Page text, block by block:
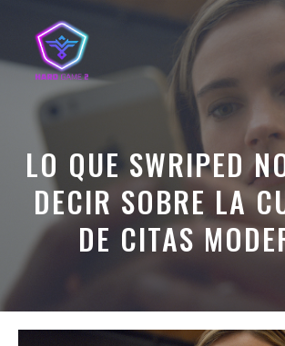
contenido
LO QUE SWRIPED
DECIR SOBRE LA
DE CITAS